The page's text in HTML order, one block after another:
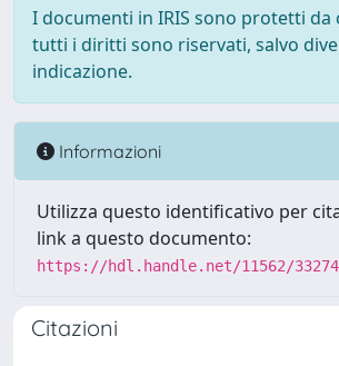
I documenti in IRIS sono protetti da
tutti i diritti sono riservati, salvo
indicazione.
Informazioni
Utilizza questo identificativo per
link a questo documento:
https://hdl.handle.net/11562/33274
Citazioni